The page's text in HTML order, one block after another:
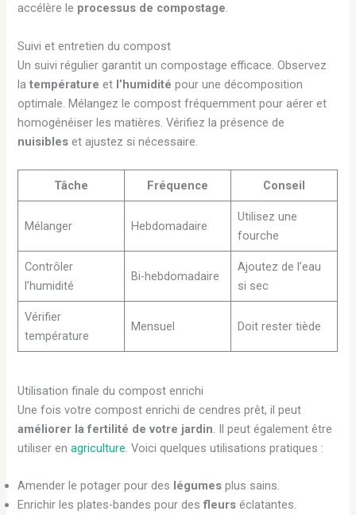
accélère le processus de compostage.
Suivi et entretien du compost
Un suivi régulier garantit un compostage efficace. Observez
latempérature et l’humidité pour une décomposition
optimale. Mélangez le compost fréquemment pour aérer et
homogénéiser les matières. Vérifiez la présence de
nuisibles et ajustez si nécessaire.
Tâche Fréquence Conseil
Mélanger Hebdomadaire
Utilisez une
fourche
Contrôler
l’humidité
Bi-hebdomadaire
Ajoutez de l’eau
si sec
Vérifier
température
Mensuel Doit rester tiède
Utilisation finale du compost enrichi
Une fois votre compost enrichi de cendres prêt, il peut
améliorer la fertilité de votre jardin. Il peut également être
utiliser enagriculture. Voici quelques utilisations pratiques :
Amender le potager pour des légumes plus sains.
Enrichir les plates-bandes pour desfleurs éclatantes.